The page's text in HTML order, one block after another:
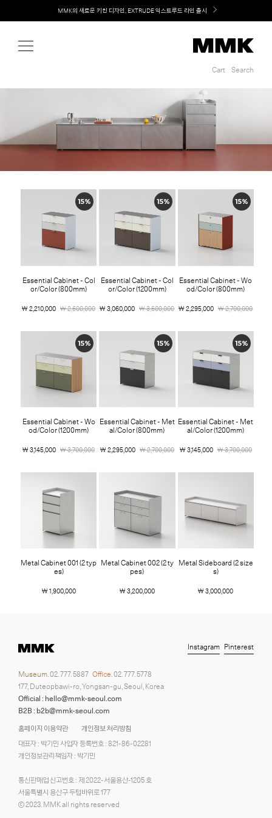
MMK의 새로운 키친 디자인, EXTRUDE 익스트루드 라인 출시
LG 가전과 MMK 키친의 만남. 지금 바로 확인해보세요.
Cart Search
15%
Essential Cabinet - Col
or/Color (800mm)
￦ 2,210,000 ￦ 2,600,000
15%
Essential Cabinet - Col
or/Color (1200mm)
￦ 3,060,000 ￦ 3,600,000
15%
Essential Cabinet - Wo
od/Color (800mm)
￦ 2,295,000 ￦ 2,700,000
15%
Essential Cabinet - Wo
od/Color (1200mm)
￦ 3,145,000 ￦ 3,700,000
15%
Essential Cabinet - Met
al/Color (800mm)
￦ 2,295,000 ￦ 2,700,000
15%
Essential Cabinet - Met
al/Color (1200mm)
￦ 3,145,000 ￦ 3,700,000
Metal Cabinet 001 (2 typ
es)
￦ 1,900,000
Metal Cabinet 002 (2 ty
pes)
￦ 3,200,000
Metal Sideboard (2 size
s)
￦ 3,000,000
홈페이지 이용약관
개인정보 처리방침
대표자 : 박기민 사업자 등록번호 : 821-86-02281
개인정보관리책임자 : 박기민
통신판매업 신고번호 : 제 2022-서울용산-1205 호
서울특별시 용산구 두텁바위로 177
ⓒ 2023. MMK all rights reserved
Museum.02. 777. 5887 Office.02. 777. 5778
177, Duteopbawi-ro, Yongsan-gu, Seoul, Korea
Official : hello@mmk-seoul.com
B2B : b2b@mmk-seoul.com
Instagram Pinterest